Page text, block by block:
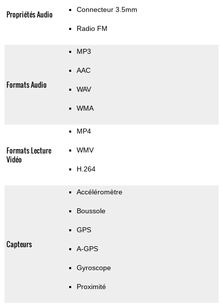
Propriétés Audio Connecteur 3.5mm
Radio FM
Formats Audio
MP3
AAC
WAV
WMA
Formats Lecture
Vidéo
MP4
WMV
H.264
Capteurs
Accéléromètre
Boussole
GPS
A-GPS
Gyroscope
Proximité